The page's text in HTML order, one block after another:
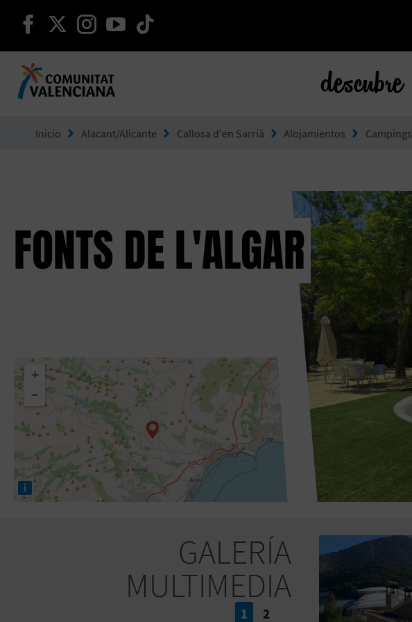
seguir en facebook
seguir en twitter
seguir en instagram
seguir en youtube
descubre
Inicio Alacant/Alicante Callosa d'en Sarrià Alojamientos Campings
FONTS DE L'ALGAR
+
−
i
GALERÍA
MULTIMEDIA
1 2